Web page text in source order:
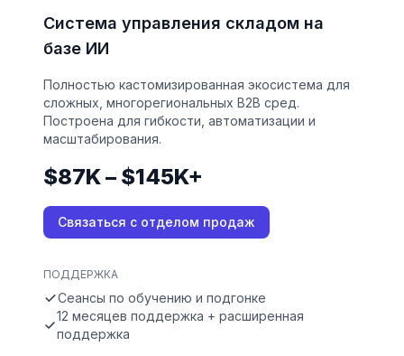
Система управления складом на
базе ИИ
Полностью кастомизированная экосистема для
сложных, многорегиональных B2B сред.
Построена для гибкости, автоматизации и
масштабирования.
$87K – $145K+
Связаться с отделом продаж
ПОДДЕРЖКА
Сеансы по обучению и подгонке
12 месяцев поддержка + расширенная
поддержка